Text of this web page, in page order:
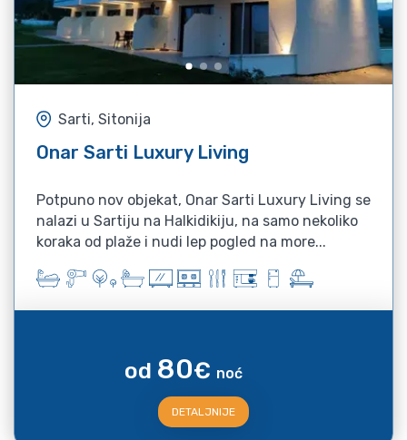
Sarti, Sitonija
Onar Sarti Luxury Living
Potpuno nov objekat, Onar Sarti Luxury Living se
nalazi u Sartiju na Halkidikiju, na samo nekoliko
koraka od plaže i nudi lep pogled na more...
od 80€ noć
DETALJNIJE